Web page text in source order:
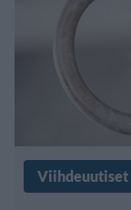
Viihdeuutiset